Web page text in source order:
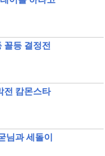
꼴등 결정전
캄몬스타
님과 세돌이